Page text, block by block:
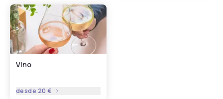
Vino
desde 20 €